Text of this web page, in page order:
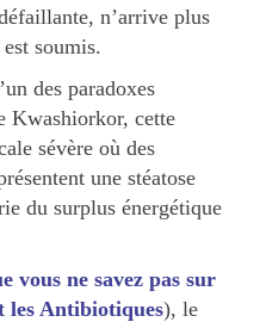
n’arrive plus
soumis.
des paradoxes
Kwashiorkor, cette
sévère où des
une stéatose
du surplus énergétique
vous ne savez pas sur
les Antibiotiques), le